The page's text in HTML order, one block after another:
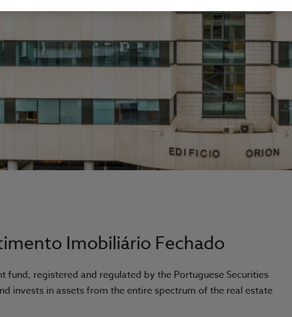
Imobiliário Fechado
fund, registered and regulated by the Portuguese Securities
invests in assets from the entire spectrum of the real estate